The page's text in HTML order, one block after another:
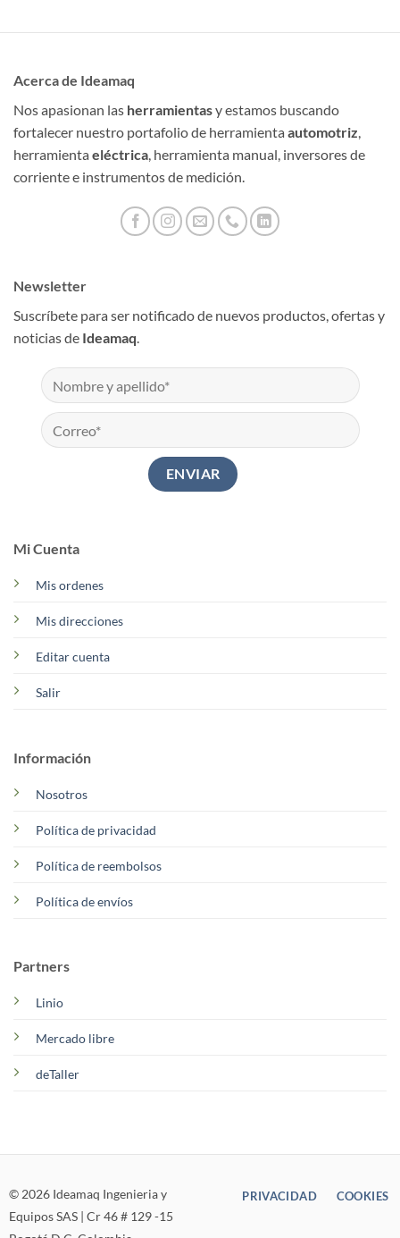
Acerca de Ideamaq
Nos apasionan las herramientasy estamos buscando
fortalecer nuestro portafolio de herramienta automotriz,
herramienta eléctrica, herramienta manual, inversores de
corriente e instrumentos de medición.
Mi Cuenta
Mis ordenes
Mis direcciones
Editar cuenta
Salir
Información
Nosotros
Política de privacidad
Política de reembolsos
Política de envíos
Partners
Linio
Mercado libre
deTaller
Newsletter
Suscríbete para ser notificado de nuevos productos, ofertas y
noticias de Ideamaq.
© 2026 Ideamaq Ingenieria y
Equipos SAS | Cr 46 # 129 -15
PRIVACIDAD COOKIES